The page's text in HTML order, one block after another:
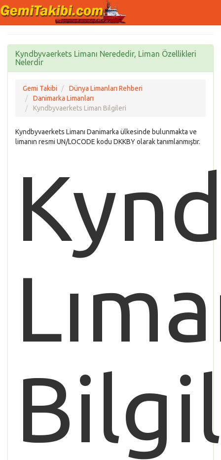
Kyndbyvaerkets Limanı Nerededir, Liman Özellikleri
Nelerdir
Gemi Takibi
Dünya Limanları Rehberi
Danimarka Limanları
Kyndbyvaerkets Liman Bilgileri
Kyndbyvaerkets Limanı Danimarka ülkesinde bulunmakta ve
limanın resmi UN/LOCODE kodu DKKBY olarak tanımlanmıştır.